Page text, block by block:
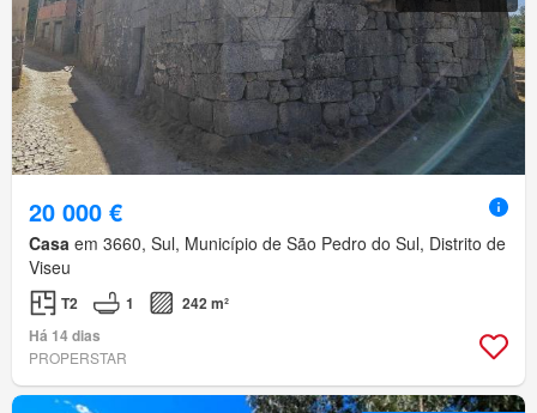
20 000 €
Casa em 3660, Sul, Município de São Pedro do Sul, Distrito de
Viseu
T2 1
242 m²
Há 14 dias
PROPERSTAR